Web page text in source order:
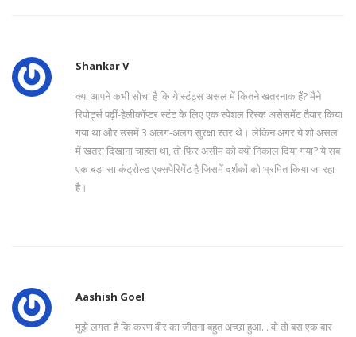
Shankar V
क्या आपने कभी सोचा है कि ये स्टंट्स असल में कितने खतरनाक हैं? मैंने
रिपोर्ट्स पढ़ीं-हेलीकॉप्टर स्टंट के लिए एक स्पेशल रिस्क असेसमेंट तैयार किया
गया था और उसमें 3 अलग-अलग सुरक्षा स्तर थे। लेकिन अगर ये शो असल
में खतरा दिखाना चाहता था, तो फिर असीम को क्यों निकाल दिया गया? ये सब
एक बड़ा सा कंट्रोल्ड एक्सपेरिमेंट है जिसमें दर्शकों को भ्रमित किया जा रहा
है।
Aashish Goel
मुझे लगता है कि करण वीर का जीतना बहुत अच्छा हुआ... वो तो बस एक बार